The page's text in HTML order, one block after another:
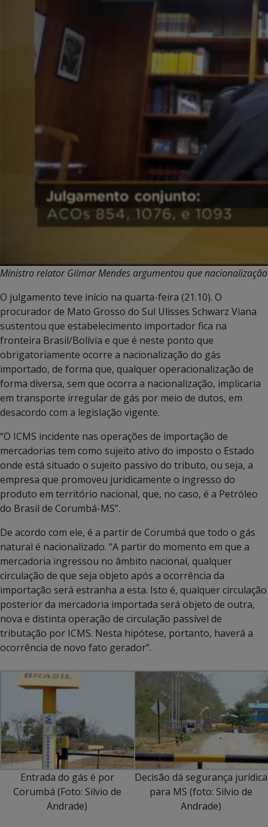
Ministro relator Gilmar Mendes argumentou que
O julgamento teve início na quarta-feira (21.10). O
procurador de Mato Grosso do Sul Ulisses Schwarz Viana
sustentou que estabelecimento importador fica na
fronteira Brasil/Bolívia e que é neste ponto que
obrigatoriamente ocorre a nacionalização do gás
importado, de forma que, qualquer operacionalização de
forma diversa, sem que ocorra a nacionalização, implicaria
em transporte irregular de gás por meio de dutos, em
desacordo com a legislação vigente.
“O ICMS incidente nas operações de importação de
mercadorias tem como sujeito ativo do imposto o Estado
onde está situado o sujeito passivo do tributo, ou seja, a
empresa que promoveu juridicamente o ingresso do
produto em território nacional, que, no caso, é a Petróleo
do Brasil de Corumbá-MS”.
De acordo com ele, é a partir de Corumbá que todo o gás
natural é nacionalizado. “A partir do momento em que a
mercadoria ingressou no âmbito nacional, qualquer
circulação de que seja objeto após a ocorrência da
importação será estranha a esta. Isto é, qualquer circulação
posterior da mercadoria importada será objeto de outra,
nova e distinta operação de circulação passível de
tributação por ICMS. Nesta hipótese, portanto, haverá a
ocorrência de novo fato gerador”.
Entrada do gás é por
Corumbá (Foto: Silvio de
Andrade)
Decisão dá segurança jurídica
para MS (foto: Silvio de
Andrade)